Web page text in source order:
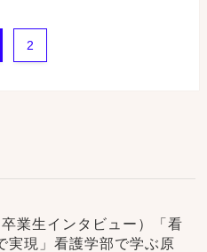
2
業生インタビュー）「看
実現」看護学部で学ぶ原